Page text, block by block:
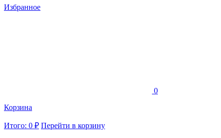
Избранное
0
Корзина
Итого: 0 ₽ Перейти в корзину